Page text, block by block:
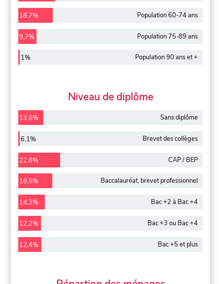
18,7% Population 60-74 ans
9,7% Population 75-89 ans
1% Population 90 ans et +
Niveau de diplôme
13,6% Sans diplôme
6,1% Brevet des collèges
22,8% CAP / BEP
18,5% Baccalauréat, brevet professionnel
14,3% Bac +2 à Bac +4
12,2% Bac +3 ou Bac +4
12,4% Bac +5 et plus